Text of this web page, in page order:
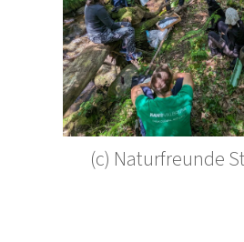
(c) Naturfreunde